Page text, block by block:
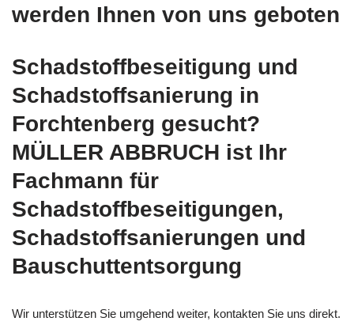
werden Ihnen von uns geboten
Schadstoffbeseitigung und
Schadstoffsanierung in
Forchtenberg gesucht?
MÜLLER ABBRUCH ist Ihr
Fachmann für
Schadstoffbeseitigungen,
Schadstoffsanierungen und
Bauschuttentsorgung
Wir unterstützen Sie umgehend weiter, kontakten Sie uns direkt.